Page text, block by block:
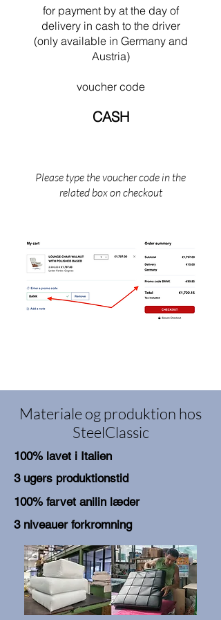
sin Cabanon i Saint Martin (det sydlige
Frankrig).
for payment by at the day of
delivery in cash to the driver
(only available in Germany and
Austria)
voucher code
CASH
Please type the voucher code in the
related box on checkout
Materiale og produktion hos
SteelClassic
100% lavet i Italien
3 ugers produktionstid
100% farvet anilin læder
3 niveauer forkromning